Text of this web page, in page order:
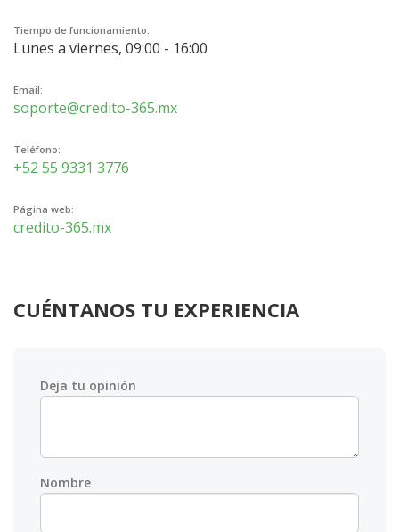
Tiempo de funcionamiento:
Lunes a viernes, 09:00 - 16:00
Email:
soporte@credito-365.mx
Teléfono:
+52 55 9331 3776
Página web:
credito-365.mx
CUÉNTANOS TU EXPERIENCIA
Deja tu opinión
Nombre